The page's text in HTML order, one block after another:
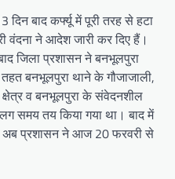
दिन बाद कर्फ्यू में पूरी तरह से हटा
वंदना ने आदेश जारी कर दिए हैं।
जिला प्रशासन ने बनभूलपुरा
बनभूलपुरा थाने के गौजाजाली,
क्षेत्र व बनभूलपुरा के संवेदनशील
समय तय किया गया था। बाद में
अब प्रशासन ने आज 20 फरवरी से